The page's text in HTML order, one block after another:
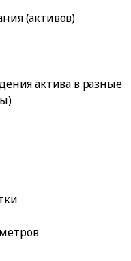
(активов)
актива в разные